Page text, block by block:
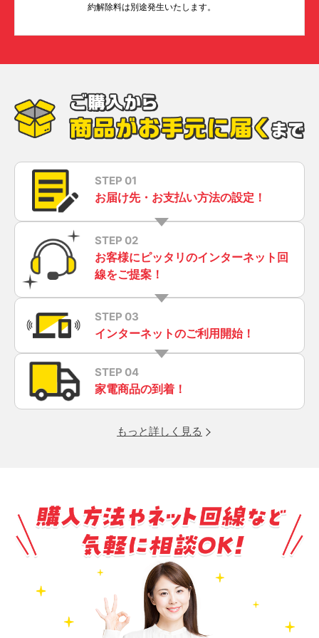
約解除料は別途発生いたします。
STEP 01
お届け先・お支払い方法の設定！
STEP 02
お客様にピッタリのインターネット回
線をご提案！
STEP 03
インターネットのご利用開始！
STEP 04
家電商品の到着！
もっと詳しく見る